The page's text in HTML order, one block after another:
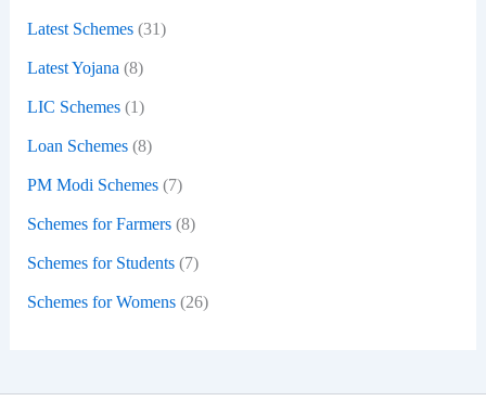
Latest Schemes(31)
Latest Yojana (8)
LIC Schemes(1)
Loan Schemes(8)
PM Modi Schemes(7)
Schemes for Farmers(8)
Schemes for Students(7)
Schemes for Womens(26)